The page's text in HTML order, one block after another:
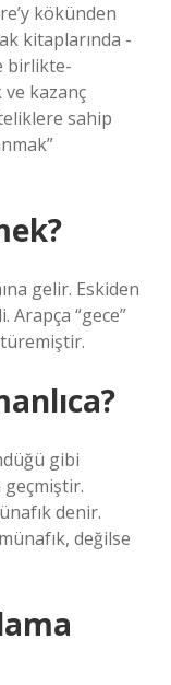
kökünden
kitaplarında -
birlikte-
kazanç
sahip
gelir. Eskiden
Arapça “gece”
türemiştir.
gibi
denir.
değilse